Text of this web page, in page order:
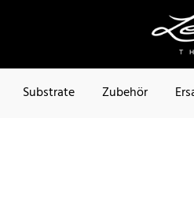
Substrate Zubehör